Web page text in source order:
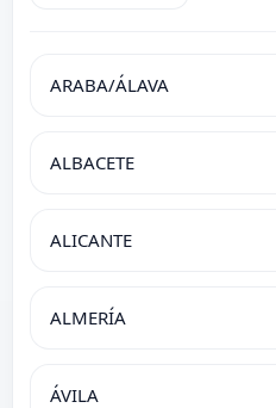
ARABA/ÁLAVA
ALBACETE
ALICANTE
ALMERÍA
ÁVILA